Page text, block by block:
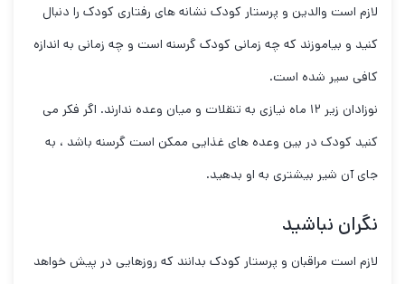
لازم است والدین و پرستار کودک نشانه های رفتاری کودک را دنبال
کنید و بیاموزند که چه زمانی کودک گرسنه است و چه زمانی به اندازه
کافی سیر شده است.
نوزادان زیر ۱۲ ماه نیازی به تنقلات و میان وعده ندارند. اگر فکر می
کنید کودک در بین وعده های غذایی ممکن است گرسنه باشد ، به
جای آن شیر بیشتری به او بدهید.
نگران نباشید
لازم است مراقبان و پرستار کودک بدانند که روزهایی در پیش خواهد